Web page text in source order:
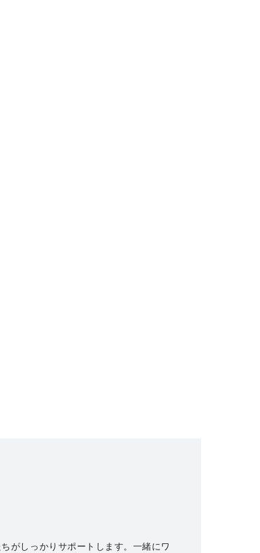
がしっかりサポートします。一緒にワ